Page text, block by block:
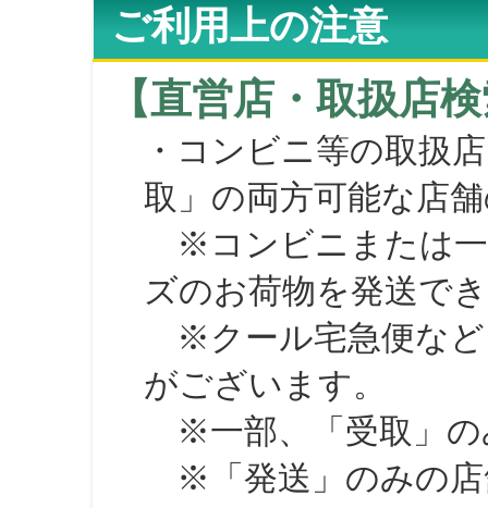
ご利用上の注意
【直営店・取扱店
・コンビニ等の取扱
取」の両方可能な店
※コンビニまたは一
ズのお荷物を発送で
※クール宅急便など
がございます。
※一部、「受取」の
※「発送」のみの店